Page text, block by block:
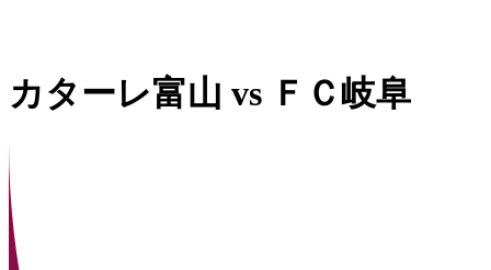
カターレ富山 vs ＦＣ岐阜